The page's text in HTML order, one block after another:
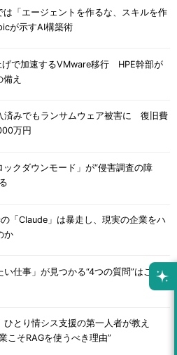
「エージェントを作るな、スキルを作
が示すAI構築術
げで加速するVMware移行 HPE幹部が
え
済みでもランサムウェア被害に 復旧費
万円
ックダウンモード」が“侵害調査の障
「Claude」は暴走し、現実の企業をハ
か
い仕事」が見つかる“4つの質問”はこれ
ひとり情シス支援の第一人者が教え
こそRAGを使うべき理由”